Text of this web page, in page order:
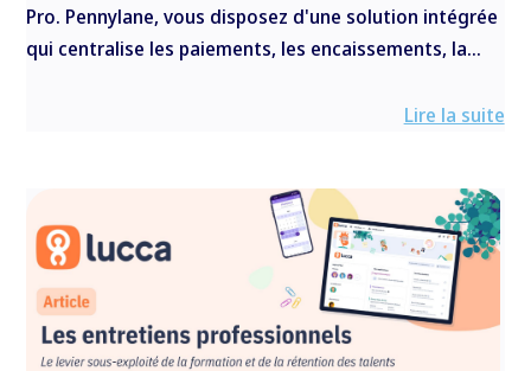
Pro. Pennylane, vous disposez d'une solution intégrée
qui centralise les paiements, les encaissements, la...
Lire la suite